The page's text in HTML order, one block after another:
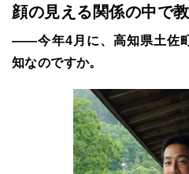
顔の見える関係の中で
――今年4月に、高知県土佐
知なのですか。